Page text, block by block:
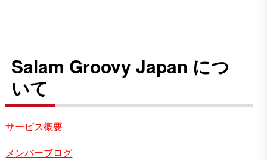
Salam Groovy Japan につ
いて
サービス概要
メンバーブログ